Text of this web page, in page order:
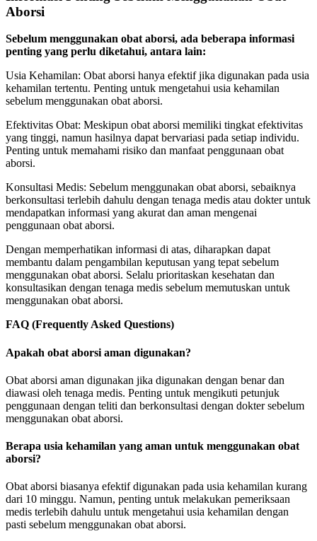
Aborsi
Sebelum menggunakan obat aborsi, ada beberapa informasi
penting yang perlu diketahui, antara lain:
Usia Kehamilan: Obat aborsi hanya efektif jika digunakan pada usia
kehamilan tertentu. Penting untuk mengetahui usia kehamilan
sebelum menggunakan obat aborsi.
Efektivitas Obat: Meskipun obat aborsi memiliki tingkat efektivitas
yang tinggi, namun hasilnya dapat bervariasi pada setiap individu.
Penting untuk memahami risiko dan manfaat penggunaan obat
aborsi.
Konsultasi Medis: Sebelum menggunakan obat aborsi, sebaiknya
berkonsultasi terlebih dahulu dengan tenaga medis atau dokter untuk
mendapatkan informasi yang akurat dan aman mengenai
penggunaan obat aborsi.
Dengan memperhatikan informasi di atas, diharapkan dapat
membantu dalam pengambilan keputusan yang tepat sebelum
menggunakan obat aborsi. Selalu prioritaskan kesehatan dan
konsultasikan dengan tenaga medis sebelum memutuskan untuk
menggunakan obat aborsi.
FAQ (Frequently Asked Questions)
Apakah obat aborsi aman digunakan?
Obat aborsi aman digunakan jika digunakan dengan benar dan
diawasi oleh tenaga medis. Penting untuk mengikuti petunjuk
penggunaan dengan teliti dan berkonsultasi dengan dokter sebelum
menggunakan obat aborsi.
Berapa usia kehamilan yang aman untuk menggunakan obat
aborsi?
Obat aborsi biasanya efektif digunakan pada usia kehamilan kurang
dari 10 minggu. Namun, penting untuk melakukan pemeriksaan
medis terlebih dahulu untuk mengetahui usia kehamilan dengan
pasti sebelum menggunakan obat aborsi.